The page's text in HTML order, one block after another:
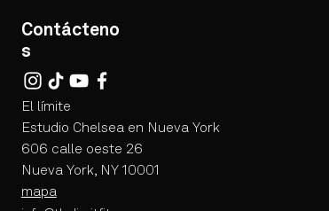
Contácteno
s
El límite
Estudio Chelsea en Nueva York
606 calle oeste 26
Nueva York, NY 10001
mapa